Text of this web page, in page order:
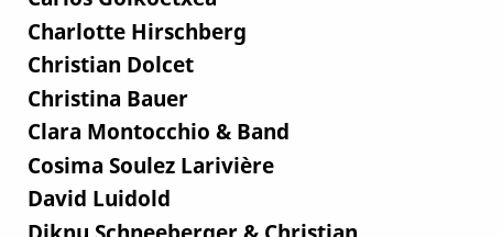
Charlotte Hirschberg
Christian Dolcet
Christina Bauer
Clara Montocchio & Band
Cosima Soulez Larivière
David Luidold